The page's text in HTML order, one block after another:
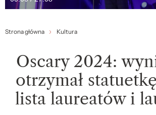
Strona główna Kultura
Oscary 2024:
otrzymał
lista laureatów i